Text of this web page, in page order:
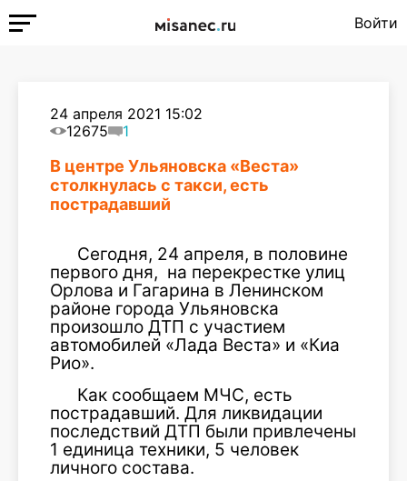
Войти
24 апреля 2021 15:02
12675
1
В центре Ульяновска «Веста»
столкнулась с такси, есть
пострадавший
Сегодня, 24 апреля, в половине
первого дня, на перекрестке улиц
Орлова и Гагарина в Ленинском
районе города Ульяновска
произошло ДТП с участием
автомобилей «Лада Веста» и «Киа
Рио».
Как сообщаем МЧС, есть
пострадавший. Для ликвидации
последствий ДТП были привлечены
1 единица техники, 5 человек
личного состава.